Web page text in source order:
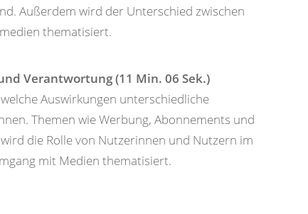
Außerdem wird der Unterschied zwischen
thematisiert.
Verantwortung (11 Min. 06 Sek.)
Auswirkungen unterschiedliche
Themen wie Werbung, Abonnements und
die Rolle von Nutzerinnen und Nutzern im
mit Medien thematisiert.